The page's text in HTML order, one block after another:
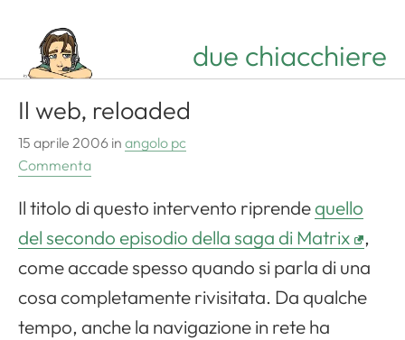
due chiacchiere
Il web, reloaded
15 aprile 2006 in angolo pc
Commenta
Il titolo di questo intervento riprendequello
del secondo episodio della saga di Matrix
,
come accade spesso quando si parla di una
cosa completamente rivisitata. Da qualche
tempo, anche la navigazione in rete ha
Apri il menu di navigazione